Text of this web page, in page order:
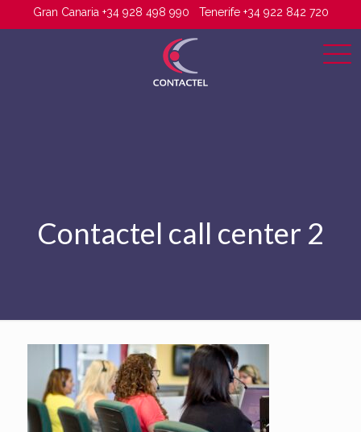
Gran Canaria +34 928 498 990 Tenerife +34 922 842 720
Contactel call center 2